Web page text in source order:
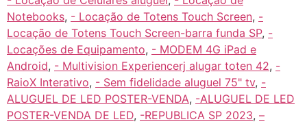
Notebooks, - Locação de Totens Touch Screen, -
Locação de Totens Touch Screen-barra funda SP, -
Locações de Equipamento, - MODEM 4G iPad e
Android, - Multivision Experiencerj alugar toten 42, -
RaioX Interativo, - Sem fidelidade aluguel 75" tv, -
ALUGUEL DE LED POSTER-VENDA, -ALUGUEL DE LED
POSTER-VENDA DE LED, -REPUBLICA SP 2023, –